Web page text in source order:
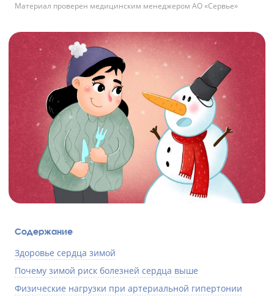
Материал проверен медицинским менеджером АО «Сервье»
Содержание
Здоровье сердца зимой
Почему зимой риск болезней сердца выше
Физические нагрузки при артериальной гипертонии